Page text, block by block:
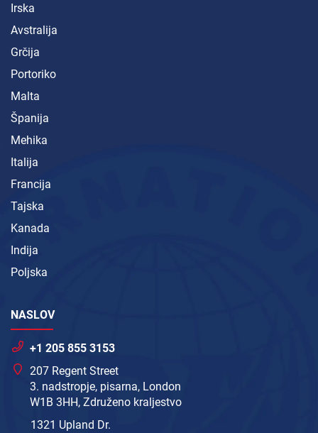
Irska
Avstralija
Grčija
Portoriko
Malta
Španija
Mehika
Italija
Francija
Tajska
Kanada
Indija
Poljska
NASLOV
+1 205 855 3153
207 Regent Street
3. nadstropje, pisarna, London
W1B 3HH, Združeno kraljestvo
1321 Upland Dr.